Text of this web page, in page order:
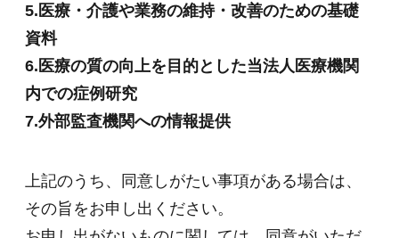
5.医療・介護や業務の維持・改善のための基礎
資料
6.医療の質の向上を目的とした当法人医療機関
内での症例研究
7.外部監査機関への情報提供
上記のうち、同意しがたい事項がある場合は、
その旨をお申し出ください。